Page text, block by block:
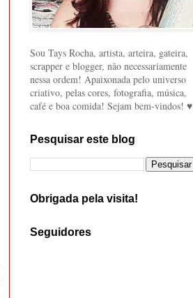
Sou Tays Rocha, artista, arteira, gateira,
scrapper e blogger, não necessariamente
nessa ordem! Apaixonada pelo universo
criativo, pelas cores, fotografia, música,
café e boa comida! Sejam bem-vindos! ♥
Pesquisar este blog
Obrigada pela visita!
Seguidores